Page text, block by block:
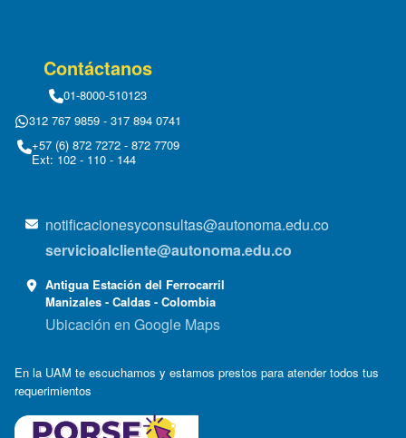
Contáctanos
01-8000-510123
312 767 9859 - 317 894 0741
+57 (6) 872 7272 - 872 7709
Ext: 102 - 110 - 144
notificacionesyconsultas@autonoma.edu.co
servicioalcliente@autonoma.edu.co
Antigua Estación del Ferrocarril
Manizales - Caldas - Colombia
Ubicación en Google Maps
En la UAM te escuchamos y estamos prestos para atender todos tus
requerimientos